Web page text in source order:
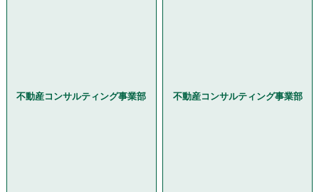
不動産コンサルティング事業部 不動産コンサルティング事業部